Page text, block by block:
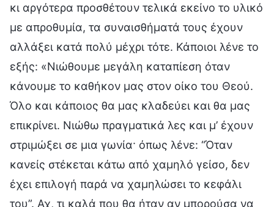
κι αργότερα προσθέτουν τελικά εκείνο το υλικό
με απροθυμία, τα συναισθήματά τους έχουν
αλλάξει κατά πολύ μέχρι τότε. Κάποιοι λένε το
εξής: «Νιώθουμε μεγάλη καταπίεση όταν
κάνουμε το καθήκον μας στον οίκο του Θεού.
Όλο και κάποιος θα μας κλαδεύει και θα μας
επικρίνει. Νιώθω πραγματικά λες και μ’ έχουν
στριμώξει σε μια γωνία· όπως λένε: “Όταν
κανείς στέκεται κάτω από χαμηλό γείσο, δεν
έχει επιλογή παρά να χαμηλώσει το κεφάλι
του”. Αχ, τι καλά που θα ήταν αν μπορούσα να